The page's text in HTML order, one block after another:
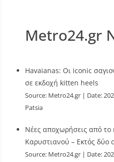
Metro24.gr
Havaianas: Οι iconic
σε εκδοχή kitten heels
Source: Metro24.gr Date:
Patsia
Νέες αποχωρήσεις από
Καρυστιανού – Εκτός δύο
Source: Metro24.gr Date: